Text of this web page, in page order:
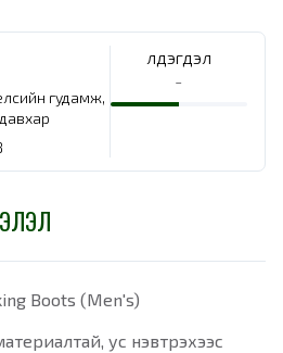
гудамж,
Үлдэгдэл
-
Boots (Men's)
ус нэвтрэхээс